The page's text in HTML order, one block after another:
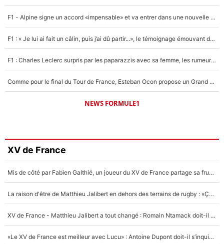
F1 - Alpine signe un accord «impensable» et va entrer dans une nouvelle dimension : Grande nouvelle pour Pierre Gasly !
F1 : « Je lui ai fait un câlin, puis j’ai dû partir...», le témoignage émouvant de Max Verstappen sur sa fille
F1 : Charles Leclerc surpris par les paparazzis avec sa femme, les rumeurs étaient vraies !
Comme pour le final du Tour de France, Esteban Ocon propose un Grand Prix de Formule 1 à Paris : «Autour de l’Arc de Triomphe, ce serait génial» !
NEWS FORMULE1
XV de France
Mis de côté par Fabien Galthié, un joueur du XV de France partage sa frustration : «ils ne me l’ont pas dit tout de suite»
La raison d'être de Matthieu Jalibert en dehors des terrains de rugby : «Ça m'atteint autant que si tu touches à un membre de ma famille»
XV de France - Matthieu Jalibert a tout changé : Romain Ntamack doit-il s’inquiéter pour sa place à un an de la Coupe du monde ?
«Le XV de France est meilleur avec Lucu» : Antoine Dupont doit-il s’inquiéter pour sa place ?